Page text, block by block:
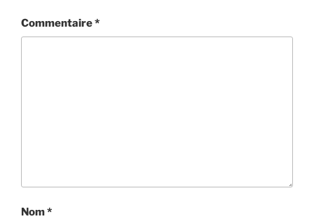
Commentaire*
Nom*